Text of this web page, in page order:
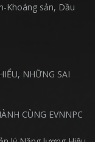
Khoáng sản, Dầu
NHỮNG SAI
CÙNG EVNNPC